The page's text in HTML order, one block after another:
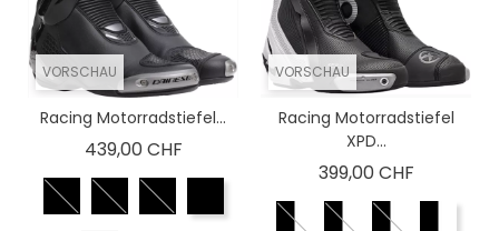
VORSCHAU
Racing Motorradstiefel...
439,00 CHFPreis
VORSCHAU
Racing Motorradstiefel
XPD...
399,00 CHFPreis